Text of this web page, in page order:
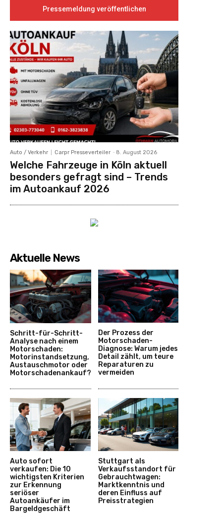
Pressemeldung veröffentlichen
Auto / Verkehr Carpr Presseverteiler - 8. August 2026
Welche Fahrzeuge in Köln aktuell
besonders gefragt sind – Trends
im Autoankauf 2026
Aktuelle News
Schritt-für-Schritt-
Analyse nach einem
Motorschaden:
Motorinstandsetzung,
Austauschmotor oder
Motorschadenankauf?
Der Prozess der
Motorschaden-
Diagnose: Warum jedes
Detail zählt, um teure
Reparaturen zu
vermeiden
Auto sofort
verkaufen: Die 10
wichtigsten Kriterien
zur Erkennung
seriöser
Autoankäufer im
Bargeldgeschäft
Stuttgart als
Verkaufsstandort für
Gebrauchtwagen:
Marktkenntnis und
deren Einfluss auf
Preisstrategien